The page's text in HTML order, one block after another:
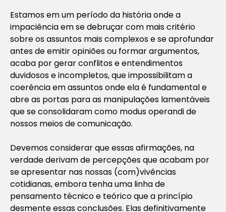
Estamos em um período da história onde a
impaciência em se debruçar com mais critério
sobre os assuntos mais complexos e se aprofundar
antes de emitir opiniões ou formar argumentos,
acaba por gerar conflitos e entendimentos
duvidosos e incompletos, que impossibilitam a
coerência em assuntos onde ela é fundamental e
abre as portas para as manipulações lamentáveis
que se consolidaram como modus operandi de
nossos meios de comunicação.
Devemos considerar que essas afirmações, na
verdade derivam de percepções que acabam por
se apresentar nas nossas (com)vivências
cotidianas, embora tenha uma linha de
pensamento técnico e teórico que a princípio
desmente essas conclusões. Elas definitivamente